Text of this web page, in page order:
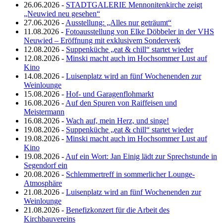
26.06.2026 - STADTGALERIE Mennonitenkirche zeigt
„Neuwied neu gesehen“
27.06.2026 - Ausstellung: „Alles nur geträumt“
11.08.2026 - Fotoausstellung von Elke Döbbeler in der VHS
Neuwied – Eröffnung mit exklusivem Sonderverk
12.08.2026 - Suppenküche „eat & chill“ startet wieder
12.08.2026 - Minski macht auch im Hochsommer Lust auf
Kino
14.08.2026 - Luisenplatz wird an fünf Wochenenden zur
Weinlounge
15.08.2026 - Hof- und Garagenflohmarkt
16.08.2026 - Auf den Spuren von Raiffeisen und
Meistermann
16.08.2026 - Wach auf, mein Herz, und singe!
19.08.2026 - Suppenküche „eat & chill“ startet wieder
19.08.2026 - Minski macht auch im Hochsommer Lust auf
Kino
19.08.2026 - Auf ein Wort: Jan Einig lädt zur Sprechstunde in
Segendorf ein
20.08.2026 - Schlemmertreff in sommerlicher Lounge-
Atmosphäre
21.08.2026 - Luisenplatz wird an fünf Wochenenden zur
Weinlounge
21.08.2026 - Benefizkonzert für die Arbeit des
Kirchbauvereins